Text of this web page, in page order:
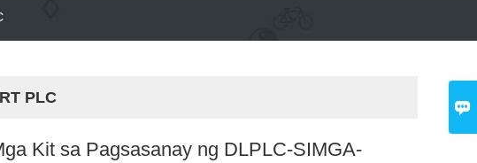

PLC
Kit sa Pagsasanay ng DLPLC-SIMGA-